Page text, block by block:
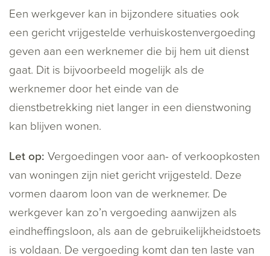
Een werkgever kan in bijzondere situaties ook
een gericht vrijgestelde verhuiskostenvergoeding
geven aan een werknemer die bij hem uit dienst
gaat. Dit is bijvoorbeeld mogelijk als de
werknemer door het einde van de
dienstbetrekking niet langer in een dienstwoning
kan blijven wonen.
Let op: Vergoedingen voor aan- of verkoopkosten
van woningen zijn niet gericht vrijgesteld. Deze
vormen daarom loon van de werknemer. De
werkgever kan zo’n vergoeding aanwijzen als
eindheffingsloon, als aan de gebruikelijkheidstoets
is voldaan. De vergoeding komt dan ten laste van